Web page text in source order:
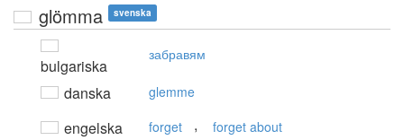
glömma svenska
bulgariska
забравям
danska glemme
engelska forget , forget about